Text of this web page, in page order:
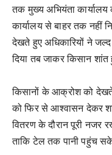
तक मुख्य अभियंता
कार्यालय से बाहर तक नहीं
देखते हुए अधिकारियों ने
दिया तब जाकर किसान शांत
किसानों के आक्रोश को देखते
को फिर से आश्वासन देकर
वितरण के दौरान पूरी नजर
ताकि टेल तक पानी पहुंच